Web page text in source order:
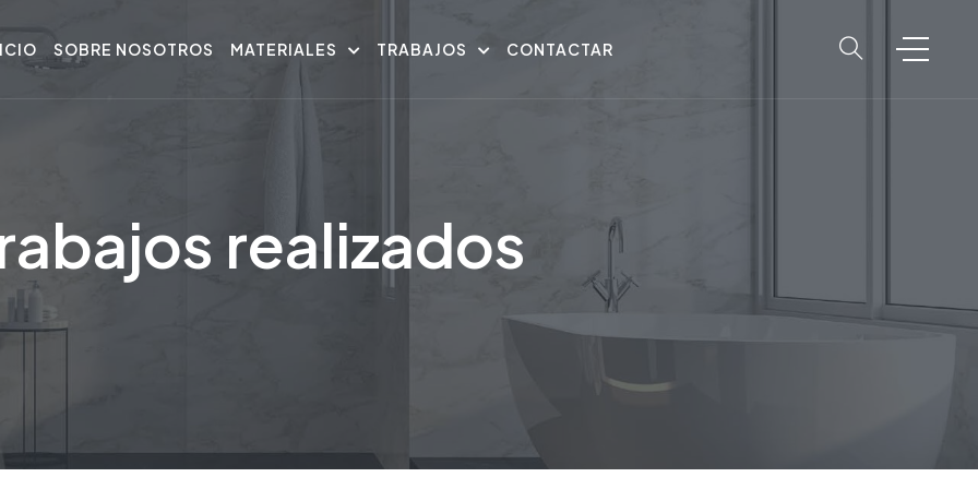
SOBRE NOSOTROS MATERIALES TRABAJOS CONTACTAR
realizados